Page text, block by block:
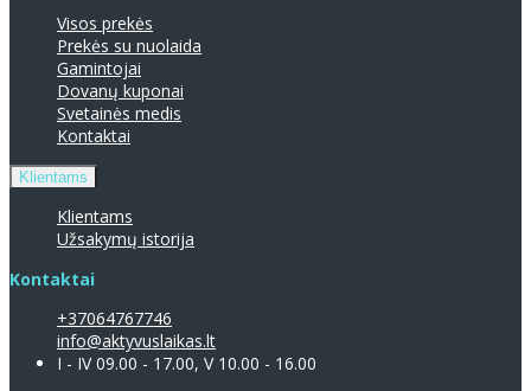
Visos prekės
Prekės su nuolaida
Gamintojai
Dovanų kuponai
Svetainės medis
Kontaktai
Klientams
Klientams
Užsakymų istorija
Kontaktai
+37064767746
info@aktyvuslaikas.lt
I - IV 09.00 - 17.00, V 10.00 - 16.00